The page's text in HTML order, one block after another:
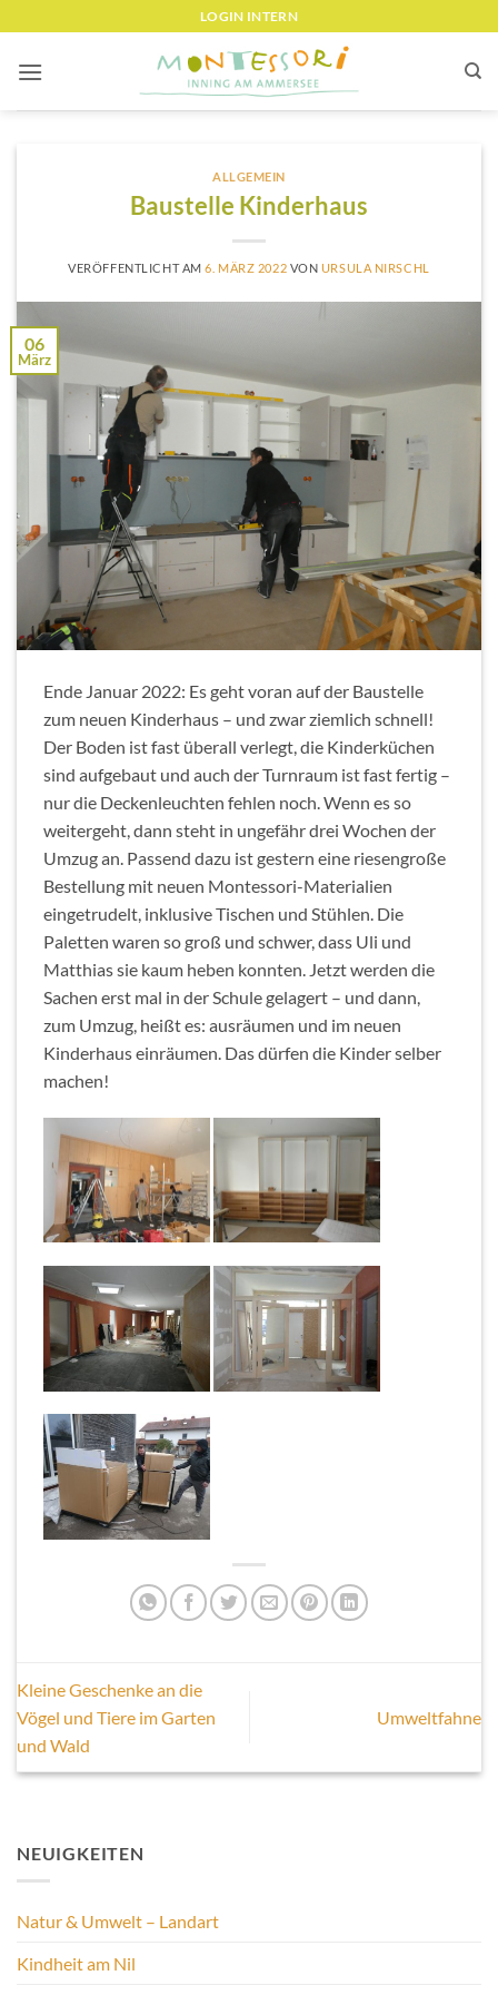
springen
LOGIN INTERN
ALLGEMEIN
Baustelle Kinderhaus
VERÖFFENTLICHT AM6. MÄRZ 2022 VON URSULA NIRSCHL
06
März
Ende Januar 2022: Es geht voran auf der Baustelle
zum neuen Kinderhaus – und zwar ziemlich schnell!
Der Boden ist fast überall verlegt, die Kinderküchen
sind aufgebaut und auch der Turnraum ist fast fertig –
nur die Deckenleuchten fehlen noch. Wenn es so
weitergeht, dann steht in ungefähr drei Wochen der
Umzug an. Passend dazu ist gestern eine riesengroße
Bestellung mit neuen Montessori-Materialien
eingetrudelt, inklusive Tischen und Stühlen. Die
Paletten waren so groß und schwer, dass Uli und
Matthias sie kaum heben konnten. Jetzt werden die
Sachen erst mal in der Schule gelagert – und dann,
zum Umzug, heißt es: ausräumen und im neuen
Kinderhaus einräumen. Das dürfen die Kinder selber
machen!
Kleine Geschenke an die
Vögel und Tiere im Garten
und Wald
Umweltfahne
NEUIGKEITEN
Natur & Umwelt – Landart
Kindheit am Nil